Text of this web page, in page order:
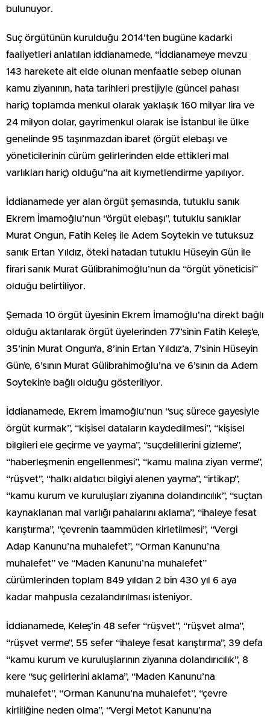
bulunuyor.
Suç örgütünün kurulduğu 2014’ten bugüne kadarki
faaliyetleri anlatılan iddianamede, “İddianameye mevzu
143 harekete ait elde olunan menfaatle sebep olunan
kamu ziyanının, hata tarihleri prestijiyle (güncel pahası
hariç) toplamda menkul olarak yaklaşık 160 milyar lira ve
24 milyon dolar, gayrimenkul olarak ise İstanbul ile ülke
genelinde 95 taşınmazdan ibaret (örgüt elebaşı ve
yöneticilerinin cürüm gelirlerinden elde ettikleri mal
varlıkları hariç) olduğu”na ait kıymetlendirme yapılıyor.
İddianamede yer alan örgüt şemasında, tutuklu sanık
Ekrem İmamoğlu’nun “örgüt elebaşı”, tutuklu sanıklar
Murat Ongun, Fatih Keleş ile Adem Soytekin ve tutuksuz
sanık Ertan Yıldız, öteki hatadan tutuklu Hüseyin Gün ile
firari sanık Murat Gülibrahimoğlu’nun da “örgüt yöneticisi”
olduğu belirtiliyor.
Şemada 10 örgüt üyesinin Ekrem İmamoğlu’na direkt bağlı
olduğu aktarılarak örgüt üyelerinden 77’sinin Fatih Keleş’e,
35’inin Murat Ongun’a, 8’inin Ertan Yıldız’a, 7’sinin Hüseyin
Gün’e, 6’sının Murat Gülibrahimoğlu’na ve 6’sının da Adem
Soytekin’e bağlı olduğu gösteriliyor.
İddianamede, Ekrem İmamoğlu’nun “suç sürece gayesiyle
örgüt kurmak”, “kişisel dataların kaydedilmesi”, “kişisel
bilgileri ele geçirme ve yayma”, “suçdelillerini gizleme”,
“haberleşmenin engellenmesi”, “kamu malına ziyan verme”,
“rüşvet”, “halkı aldatıcı bilgiyi alenen yayma”, “irtikap”,
“kamu kurum ve kuruluşları ziyanına dolandırıcılık”, “suçtan
kaynaklanan mal varlığı pahalarını aklama”, “ihaleye fesat
karıştırma”, “çevrenin taammüden kirletilmesi”, “Vergi
Adap Kanunu’na muhalefet”, “Orman Kanunu’na
muhalefet” ve “Maden Kanunu’na muhalefet”
cürümlerinden toplam 849 yıldan 2 bin 430 yıl 6 aya
kadar mahpusla cezalandırılması isteniyor.
İddianamede, Keleş’in 48 sefer “rüşvet”, “rüşvet alma”,
“rüşvet verme”, 55 sefer “ihaleye fesat karıştırma”, 39 defa
“kamu kurum ve kuruluşlarının ziyanına dolandırıcılık”, 8
kere “suç gelirlerini aklama”, “Maden Kanunu’na
muhalefet”, “Orman Kanunu’na muhalefet”, “çevre
kirliliğine neden olma”, “Vergi Metot Kanunu’na